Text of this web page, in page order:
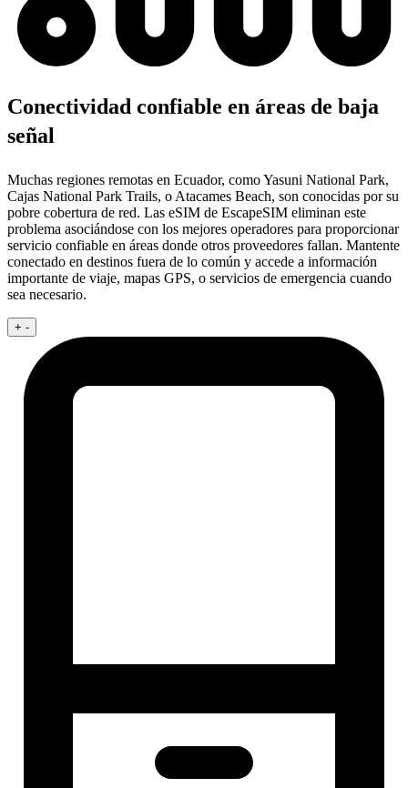
Conectividad confiable en áreas de baja
señal
Muchas regiones remotas en Ecuador, como Yasuni National Park,
Cajas National Park Trails, o Atacames Beach, son conocidas por su
pobre cobertura de red. Las eSIM de EscapeSIM eliminan este
problema asociándose con los mejores operadores para proporcionar
servicio confiable en áreas donde otros proveedores fallan. Mantente
conectado en destinos fuera de lo común y accede a información
importante de viaje, mapas GPS, o servicios de emergencia cuando
sea necesario.
+ -